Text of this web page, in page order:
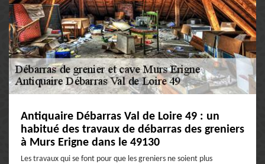
Antiquaire Débarras Val de Loire 49 : un
habitué des travaux de débarras des greniers
à Murs Erigne dans le 49130
Les travaux qui se font pour que les greniers ne soient plus